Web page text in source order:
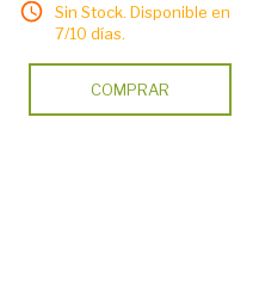
Sin Stock. Disponible en
7/10 días.
COMPRAR